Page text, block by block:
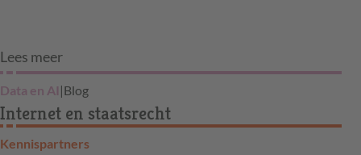
Lees meer
Data en AI |Blog
Internet en staatsrecht
Kennispartners